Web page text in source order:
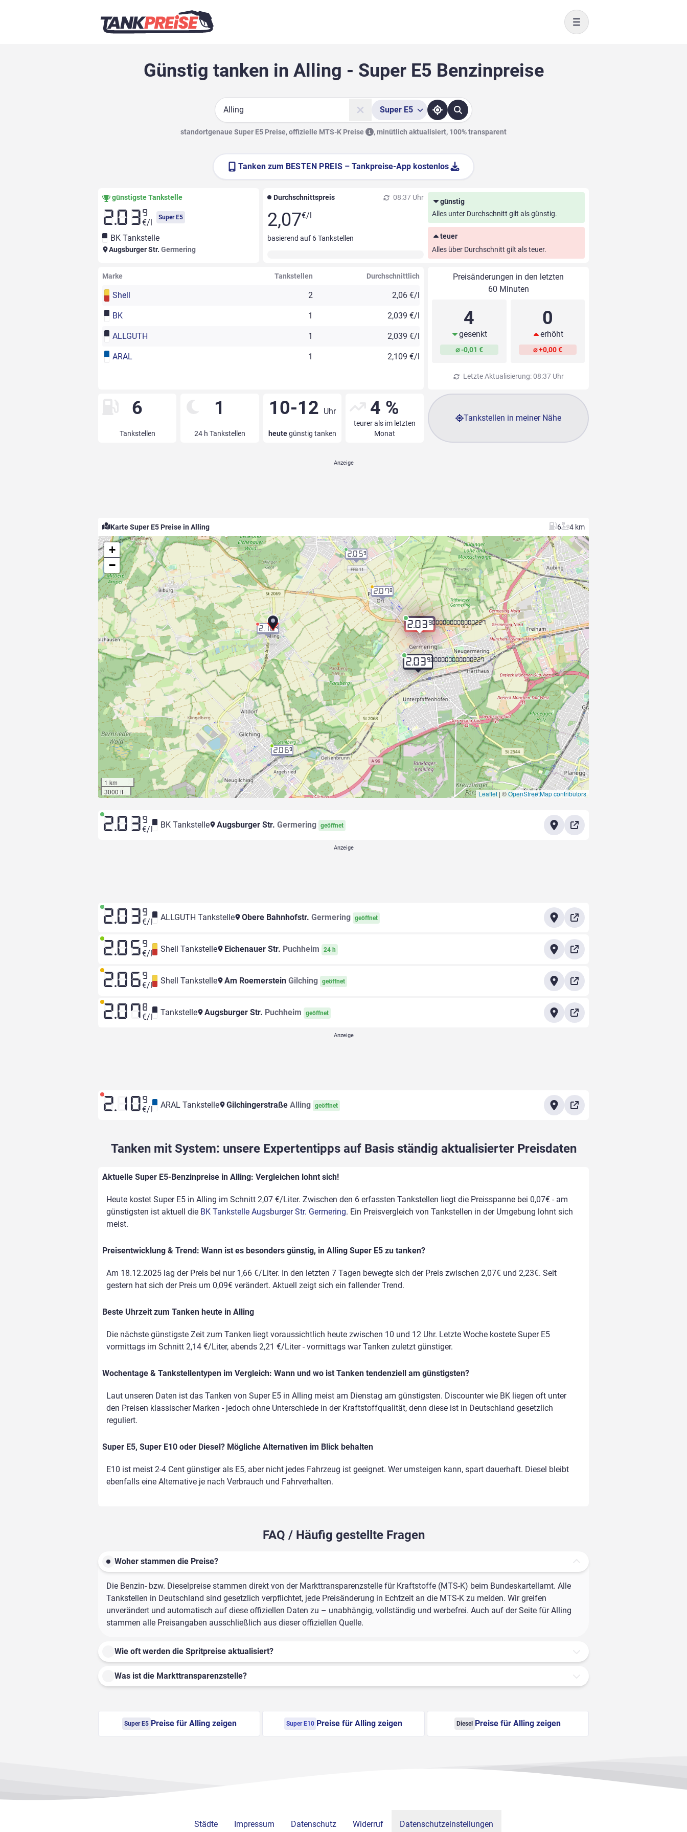
Toggle navigation
Günstig tanken in Alling - Super E5 Benzinpreise
Suche
Super E5
standortgenaue Super E5 Preise, offizielle MTS-K Preise ,minütlich aktualisiert, 100% transparent
Tanken zum BESTEN PREIS – Tankpreise-App kostenlos
günstigste Tankstelle
2.03 9
€/l
Super E5
BK Tankstelle
Augsburger Str. Germering
Durchschnittspreis 08:37 Uhr
2,07€/l
basierend auf 6Tankstellen
günstig
Alles unter Durchschnitt gilt als günstig.
teuer
Alles über Durchschnitt gilt als teuer.
Marke Tankstellen Durchschnittlich
Shell 2 2,06 €/l
BK 1 2,039 €/l
ALLGUTH 1 2,039 €/l
ARAL 1 2,109 €/l
Preisänderungen in den letzten
60 Minuten
4
gesenkt
⌀ -0,01 €
0
erhöht
⌀ +0,00 €
Letzte Aktualisierung: 08:37 Uhr
6
Tankstellen
1
24 h Tankstellen
10-12 Uhr
heutegünstig tanken
4 %
teurer als im letzten
Monat
Tankstellen in meiner Nähe
Karte Super E5 Preise in Alling 6 4 km
2.039.000000000000227
2.039.000000000000227
2.069
2.109
2.078
2.059
+
−
1 km
3000 ft
Leaflet | ©OpenStreetMap contributors
2.03 9
€/l BK Tankstelle Augsburger Str. Germering geöffnet
2.03 9
€/l ALLGUTH Tankstelle Obere Bahnhofstr. Germering geöffnet
2.05 9
€/l Shell Tankstelle Eichenauer Str. Puchheim 24 h
2.06 9
€/l Shell Tankstelle Am Roemerstein Gilching geöffnet
2.07 8
€/l Tankstelle Augsburger Str. Puchheim geöffnet
2.10 9
€/l ARAL Tankstelle Gilchingerstraße Alling geöffnet
Tanken mit System: unsere Expertentipps auf Basis ständig aktualisierter Preisdaten
Aktuelle Super E5-Benzinpreise in Alling: Vergleichen lohnt sich!
Heute kostet Super E5 in Alling im Schnitt 2,07 €/Liter. Zwischen den 6 erfassten Tankstellen liegt die Preisspanne bei 0,07€ - am
günstigsten ist aktuell die BK Tankstelle Augsburger Str. Germering. Ein Preisvergleich von Tankstellen in der Umgebung lohnt sich
meist.
Preisentwicklung & Trend: Wann ist es besonders günstig, in Alling Super E5 zu tanken?
Am 18.12.2025 lag der Preis bei nur 1,66 €/Liter. In den letzten 7 Tagen bewegte sich der Preis zwischen 2,07€ und 2,23€. Seit
gestern hat sich der Preis um 0,09€ verändert. Aktuell zeigt sich ein fallender Trend.
Beste Uhrzeit zum Tanken heute in Alling
Die nächste günstigste Zeit zum Tanken liegt voraussichtlich heute zwischen 10 und 12 Uhr. Letzte Woche kostete Super E5
vormittags im Schnitt 2,14 €/Liter, abends 2,21 €/Liter - vormittags war Tanken zuletzt günstiger.
Wochentage & Tankstellentypen im Vergleich: Wann und wo ist Tanken tendenziell am günstigsten?
Laut unseren Daten ist das Tanken von Super E5 in Alling meist am Dienstag am günstigsten. Discounter wie BK liegen oft unter
den Preisen klassischer Marken - jedoch ohne Unterschiede in der Kraftstoffqualität, denn diese ist in Deutschland gesetzlich
reguliert.
Super E5, Super E10 oder Diesel? Mögliche Alternativen im Blick behalten
E10 ist meist 2-4 Cent günstiger als E5, aber nicht jedes Fahrzeug ist geeignet. Wer umsteigen kann, spart dauerhaft. Diesel bleibt
ebenfalls eine Alternative je nach Verbrauch und Fahrverhalten.
FAQ / Häufig gestellte Fragen
Woher stammen die Preise?
Die Benzin- bzw. Dieselpreise stammen direkt von der Markttransparenzstelle für Kraftstoffe (MTS-K) beim Bundeskartellamt. Alle
Tankstellen in Deutschland sind gesetzlich verpflichtet, jede Preisänderung in Echtzeit an die MTS-K zu melden. Wir greifen
unverändert und automatisch auf diese offiziellen Daten zu – unabhängig, vollständig und werbefrei. Auch auf der Seite für Alling
stammen alle Preisangaben ausschließlich aus dieser offiziellen Quelle.
Wie oft werden die Spritpreise aktualisiert?
Was ist die Markttransparenzstelle?
Super E5 Preise für Alling zeigen Super E10 Preise für Alling zeigen Diesel Preise für Alling zeigen
Städte Impressum Datenschutz Widerruf Datenschutzeinstellungen